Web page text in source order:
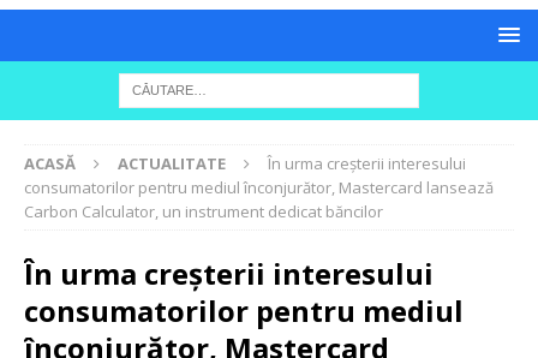
ACASĂ ACTUALITATE
În urma creșterii interesului
consumatorilor pentru mediul înconjurător, Mastercard lansează
Carbon Calculator, un instrument dedicat băncilor
În urma creșterii interesului
consumatorilor pentru mediul
înconjurător, Mastercard